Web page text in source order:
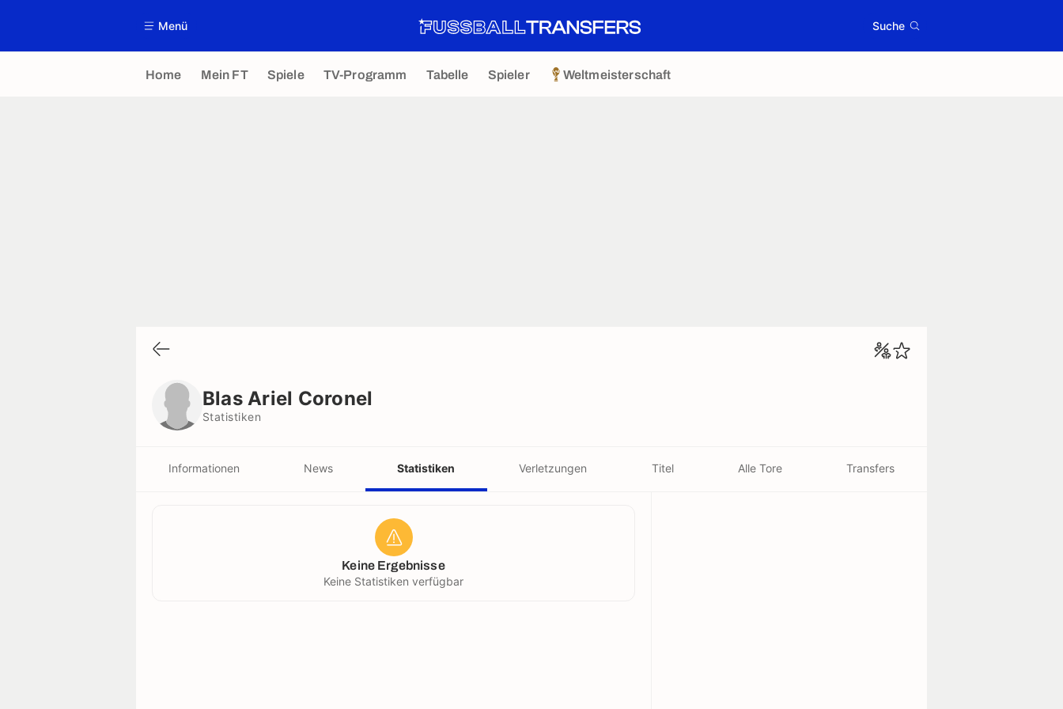
Menü Suche
Home Mein FT Spiele TV-Programm Tabelle Spieler Weltmeisterschaft
Blas Ariel Coronel
Statistiken
Informationen News Statistiken Verletzungen Titel Alle Tore Transfers
Keine Ergebnisse
Keine Statistiken verfügbar